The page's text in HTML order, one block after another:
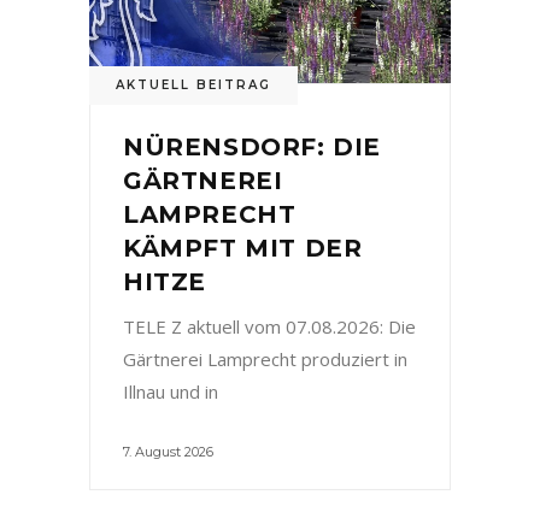
AKTUELL BEITRAG
NÜRENSDORF: DIE
GÄRTNEREI
LAMPRECHT
KÄMPFT MIT DER
HITZE
TELE Z aktuell vom 07.08.2026: Die
Gärtnerei Lamprecht produziert in
Illnau und in
7. August 2026